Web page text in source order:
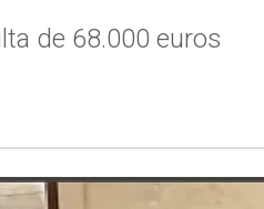
de 68.000 euros